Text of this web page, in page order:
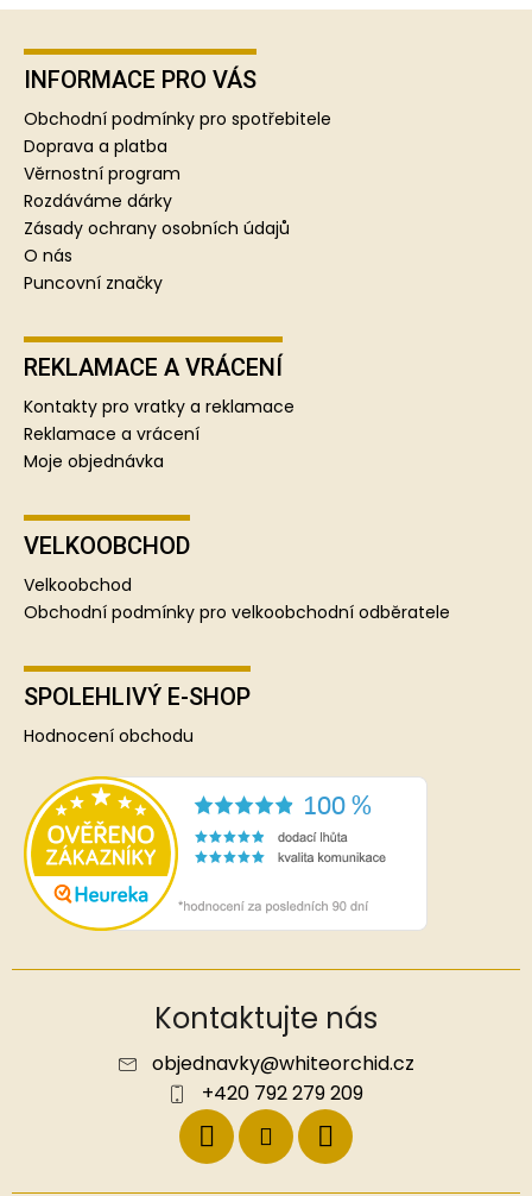
Z
INFORMACE PRO VÁS
Obchodní podmínky pro spotřebitele
Doprava a platba
Věrnostní program
Rozdáváme dárky
Zásady ochrany osobních údajů
O nás
Puncovní značky
REKLAMACE A VRÁCENÍ
Kontakty pro vratky a reklamace
Reklamace a vrácení
Moje objednávka
VELKOOBCHOD
Velkoobchod
Obchodní podmínky pro velkoobchodní odběratele
SPOLEHLIVÝ E-SHOP
Hodnocení obchodu
Kontaktujte nás
objednavky@whiteorchid.cz
+420 792 279 209